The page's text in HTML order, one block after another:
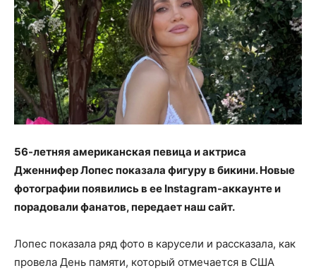
56-летняя американская певица и актриса
Дженнифер Лопес показала фигуру в бикини. Новые
фотографии появились в ее Instagram-аккаунте и
порадовали фанатов, передает наш сайт.
Лопес показала ряд фото в карусели и рассказала, как
провела День памяти, который отмечается в США